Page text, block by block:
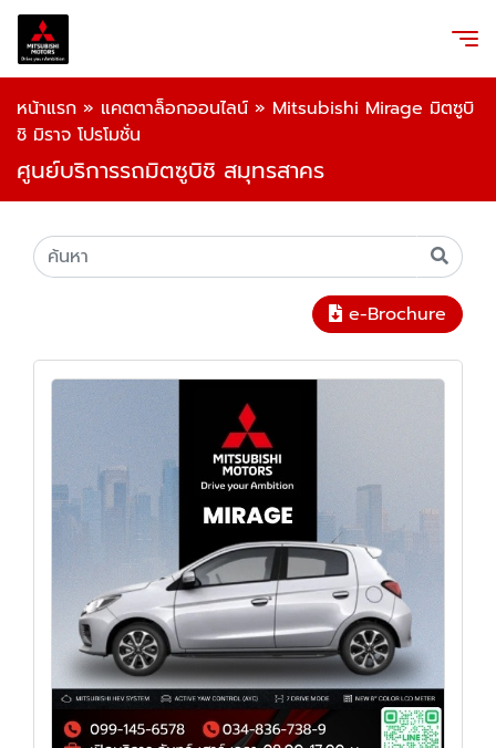
หน้าแรก » แคตตาล็อกออนไลน์ » Mitsubishi Mirage มิตซูบิ
ชิ มิราจ โปรโมชั่น
ศูนย์บริการรถมิตซูบิชิ สมุทรสาคร
e-Brochure